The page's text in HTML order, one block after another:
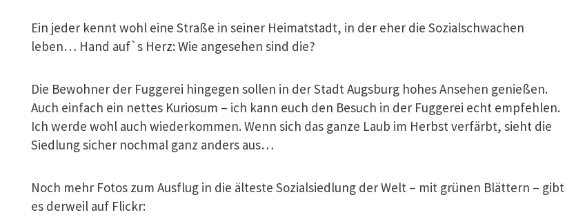
Ein jeder kennt wohl eine Straße in seiner Heimatstadt, in der eher die Sozialschwachen
leben… Hand auf`s Herz: Wie angesehen sind die?
Die Bewohner der Fuggerei hingegen sollen in der Stadt Augsburg hohes Ansehen genießen.
Auch einfach ein nettes Kuriosum – ich kann euch den Besuch in der Fuggerei echt empfehlen.
Ich werde wohl auch wiederkommen. Wenn sich das ganze Laub im Herbst verfärbt, sieht die
Siedlung sicher nochmal ganz anders aus…
Noch mehr Fotos zum Ausflug in die älteste Sozialsiedlung der Welt – mit grünen Blättern – gibt
es derweil auf Flickr: